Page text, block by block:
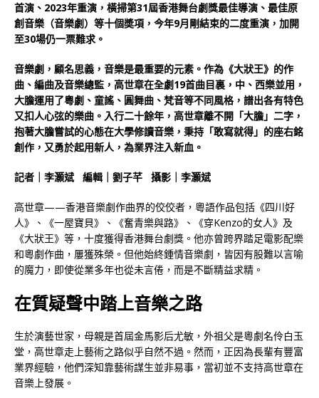
首演、2023年重演，橫掃第31屆香港舞台劇獎最佳導演、最佳原
創音樂（音樂劇）等十個奬項，今年9月剛結束的二度重演，加開
至30場仍一票難求。
音樂劇，顧名思義，音樂是最重要的元素。作為《大狀王》的作
曲、編曲及音樂總監，高世章在全劇19首曲目裏，中、西樂並用，
大膽運用了粵劇、童謠、圓舞曲、梵音等不同風格，譜出各有特色
又扣人心弦的樂曲。入行二十餘年，高世章離不開「大膽」二字，
抱著大膽嘗試的心態在大學修讀音樂，秉持「敢寫就得」的座右銘
創作，又勇於起用新人，為業界注入新血。
記者｜李灝斌 編輯｜劉子芊 攝影｜李灝斌
高世章——香港音樂劇作曲界的佼佼者，粵語作品包括《四川好
人》、《一屋寶貝》、《奮青樂與路》、《穿Kenzo的女人》及
《大狀王》等，十度獲得香港舞台劇獎。他亦曾跨界踏足電影配樂
和粵劇作曲，屢獲殊榮。但他始終鍾情音樂劇，皆因有股難以言喻
的魔力，即使從業多年也從未言倦，而是不斷精益求精。
在質疑聲中踏上音樂之路
生於演藝世家，母親是首屆金馬影后尤敏，外祖父是粵劇名伶白玉
堂，高世章走上藝術之路似乎自然不過。然而，正因為長輩有豐富
業界經驗，他們深知靠藝術謀生並非易事，當初並不支持高世章在
音樂上發展。